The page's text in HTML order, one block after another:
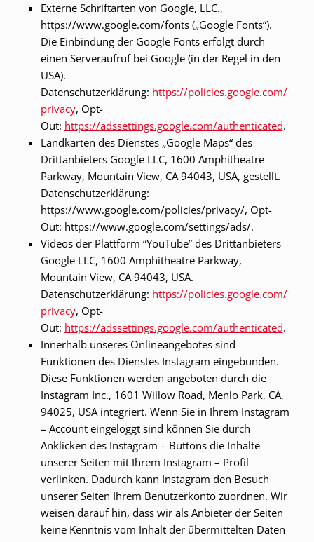
Externe Schriftarten von Google, LLC.,
https://www.google.com/fonts („Google Fonts“).
Die Einbindung der Google Fonts erfolgt durch
einen Serveraufruf bei Google (in der Regel in den
USA).
Datenschutzerklärung: https://policies.google.com/
privacy, Opt-
Out: https://adssettings.google.com/authenticated.
Landkarten des Dienstes „Google Maps“ des
Drittanbieters Google LLC, 1600 Amphitheatre
Parkway, Mountain View, CA 94043, USA, gestellt.
Datenschutzerklärung:
https://www.google.com/policies/privacy/, Opt-
Out: https://www.google.com/settings/ads/.
Videos der Plattform “YouTube” des Drittanbieters
Google LLC, 1600 Amphitheatre Parkway,
Mountain View, CA 94043, USA.
Datenschutzerklärung: https://policies.google.com/
privacy, Opt-
Out: https://adssettings.google.com/authenticated.
Innerhalb unseres Onlineangebotes sind
Funktionen des Dienstes Instagram eingebunden.
Diese Funktionen werden angeboten durch die
Instagram Inc., 1601 Willow Road, Menlo Park, CA,
94025, USA integriert. Wenn Sie in Ihrem Instagram
– Account eingeloggt sind können Sie durch
Anklicken des Instagram – Buttons die Inhalte
unserer Seiten mit Ihrem Instagram – Profil
verlinken. Dadurch kann Instagram den Besuch
unserer Seiten Ihrem Benutzerkonto zuordnen. Wir
weisen darauf hin, dass wir als Anbieter der Seiten
keine Kenntnis vom Inhalt der übermittelten Daten